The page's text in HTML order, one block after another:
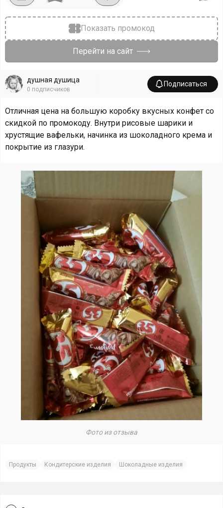
Показать промокод
Перейти на сайт
душная душица
0 подписчиков
Подписаться
Отличная цена на большую коробку вкусных конфет со
скидкой по промокоду. Внутри рисовые шарики и
хрустящие вафельки, начинка из шоколадного крема и
покрытие из глазури.
Фото из отзыва
Продукты Кондитерские изделия Шоколадные изделия